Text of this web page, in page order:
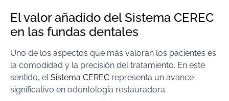
El valor añadido del Sistema CEREC
en las fundas dentales
Uno de los aspectos que más valoran los pacientes es
la comodidad y la precisión del tratamiento. En este
sentido, elSistema CEREC representa un avance
significativo en odontología restauradora.